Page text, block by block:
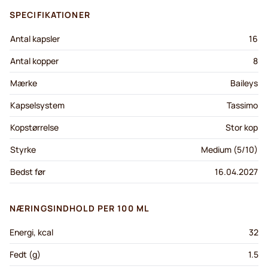
SPECIFIKATIONER
Antal kapsler
16
Antal kopper
8
Mærke
Baileys
Kapselsystem
Tassimo
Kopstørrelse
Stor kop
Styrke
Medium (5/10)
Bedst før
16.04.2027
NÆRINGSINDHOLD PER 100 ML
Energi, kcal
32
Fedt (g)
1.5